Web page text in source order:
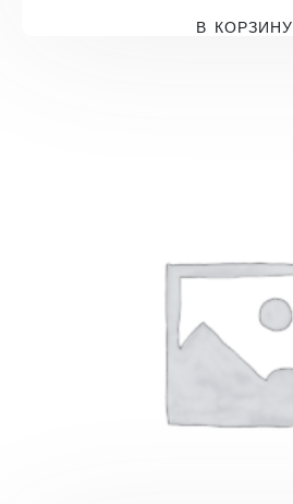
В КОРЗИНУ